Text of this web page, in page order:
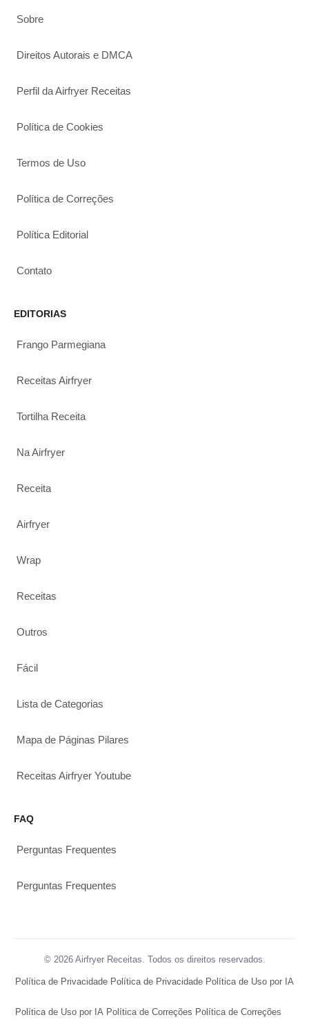
Sobre
Direitos Autorais e DMCA
Perfil da Airfryer Receitas
Política de Cookies
Termos de Uso
Política de Correções
Política Editorial
Contato
EDITORIAS
Frango Parmegiana
Receitas Airfryer
Tortilha Receita
Na Airfryer
Receita
Airfryer
Wrap
Receitas
Outros
Fácil
Lista de Categorias
Mapa de Páginas Pilares
Receitas Airfryer Youtube
FAQ
Perguntas Frequentes
Perguntas Frequentes
© 2026 Airfryer Receitas. Todos os direitos reservados.
Política de Privacidade Política de Privacidade Política de Uso por IA
Política de Uso por IA Política de Correções Política de Correções